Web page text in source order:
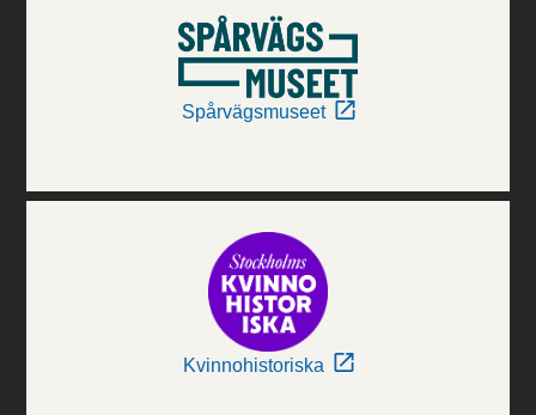
Spårvägsmuseet
Kvinnohistoriska